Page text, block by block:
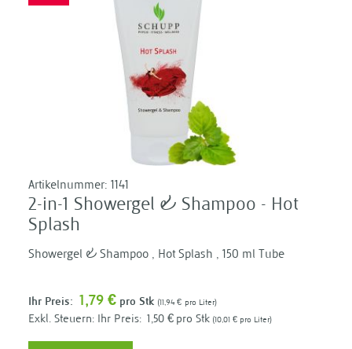
Artikelnummer: 1141
2-in-1 Showergel & Shampoo - Hot
Splash
Showergel & Shampoo , Hot Splash , 150 ml Tube
Ihr Preis: 1,79 € pro Stk 11,94 € pro Liter
Ihr Preis: 1,50 € pro Stk 10,01 € pro Liter